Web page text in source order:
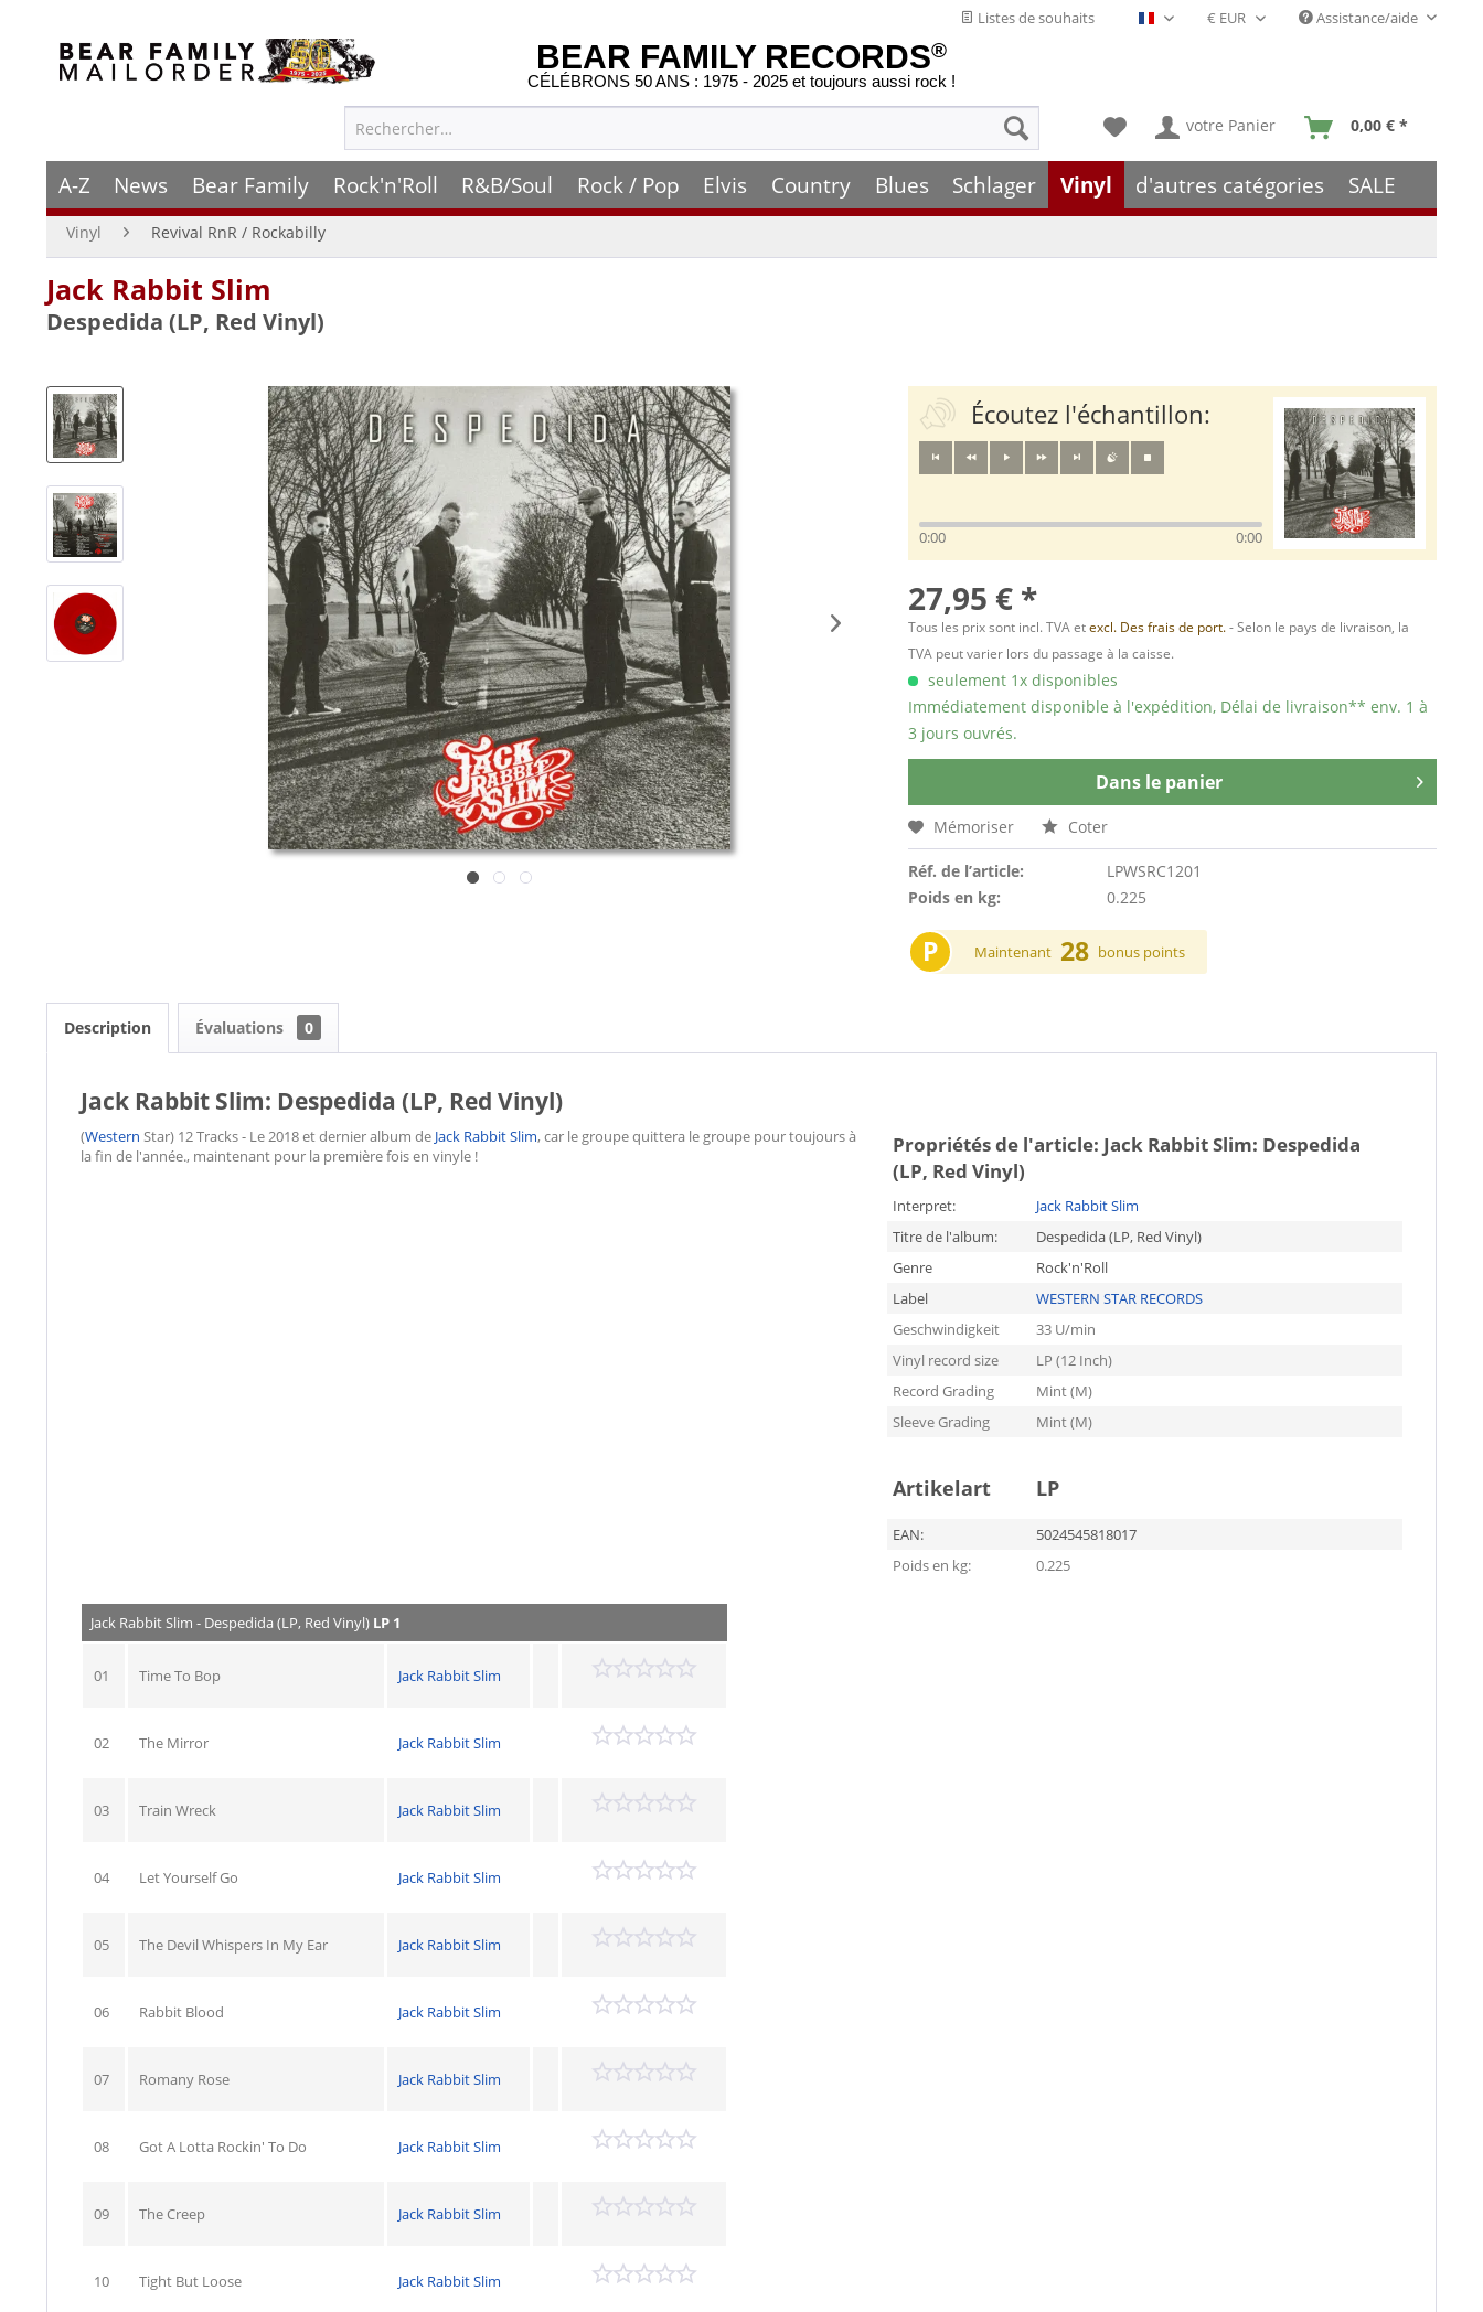
Listes de souhaits Français- FR Assistance/aide
BEAR FAMILY RECORDS®
CÉLÉBRONS 50 ANS : 1975 - 2025 et toujours aussi rock !
votre Panier 0,00 € *
A-Z News Bear Family Rock'n'Roll R&B/Soul Rock / Pop Elvis Country Blues Schlager Vinyl d'autres catégories SALE
Vinyl Revival RnR / Rockabilly
Jack Rabbit Slim
Despedida (LP, Red Vinyl)
Écoutez l'échantillon:
0:00 0:00
27,95 € *
Tous les prix sont incl. TVA etexcl. Des frais de port.- Selon le pays de livraison, la
TVA peut varier lors du passage à la caisse.
seulement 1x disponibles
Immédiatement disponible à l'expédition, Délai de livraison** env. 1 à
3 jours ouvrés.
Dans le panier
Mémoriser Coter
Réf. de l’article:
LPWSRC1201
Poids en kg:
0.225
P Maintenant 28 bonus points
Description Évaluations 0
Jack Rabbit Slim: Despedida (LP, Red Vinyl)
(Western Star) 12 Tracks - Le 2018 et dernier album de Jack Rabbit Slim, car le groupe quittera le groupe pour toujours à
la fin de l'année., maintenant pour la première fois en vinyle !
Propriétés de l'article: Jack Rabbit Slim: Despedida
(LP, Red Vinyl)
Interpret:
Jack Rabbit Slim
Titre de l'album:
Despedida (LP, Red Vinyl)
Genre
Rock'n'Roll
Label
WESTERN STAR RECORDS
Geschwindigkeit
33 U/min
Vinyl record size
LP (12 Inch)
Record Grading
Mint (M)
Sleeve Grading
Mint (M)
Artikelart LP
EAN:
5024545818017
Poids en kg:
0.225
Jack Rabbit Slim - Despedida (LP, Red Vinyl) LP 1
01 Time To Bop Jack Rabbit Slim
02 The Mirror Jack Rabbit Slim
03 Train Wreck Jack Rabbit Slim
04 Let Yourself Go Jack Rabbit Slim
05 The Devil Whispers In My Ear Jack Rabbit Slim
06 Rabbit Blood Jack Rabbit Slim
07 Romany Rose Jack Rabbit Slim
08 Got A Lotta Rockin' To Do Jack Rabbit Slim
09 The Creep Jack Rabbit Slim
10 Tight But Loose Jack Rabbit Slim